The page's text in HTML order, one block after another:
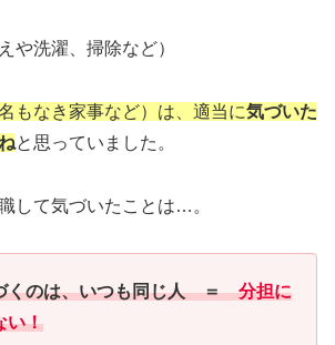
や洗濯、掃除など）
もなき家事など）は、適当に気づいた
と思っていました。
して気づいたことは…。
くのは、いつも同じ人 ＝分担に
い！